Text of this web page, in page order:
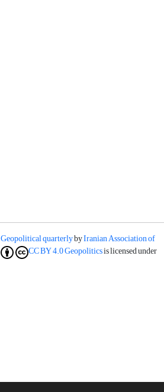
Geopolitical quarterlybyIranian Association of
Geopoliticsis licensed under
CC BY 4.0